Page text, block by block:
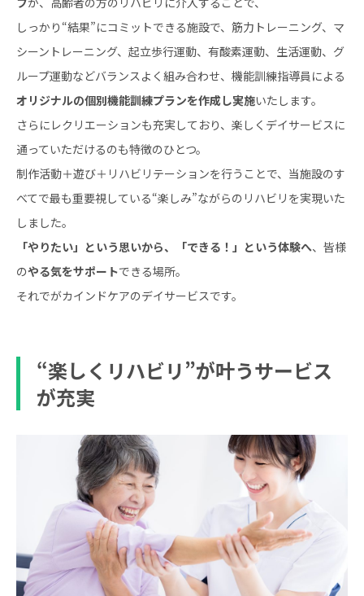
しっかり“結果”にコミットできる施設で、筋力トレーニング、マ
シーントレーニング、起立歩行運動、有酸素運動、生活運動、グ
ループ運動などバランスよく組み合わせ、機能訓練指導員による
オリジナルの個別機能訓練プランを作成し実施いたします。
さらにレクリエーションも充実しており、楽しくデイサービスに
通っていただけるのも特徴のひとつ。
制作活動＋遊び＋リハビリテーションを行うことで、当施設のす
べてで最も重要視している“楽しみ”ながらのリハビリを実現いた
しました。
「やりたい」という思いから、「できる！」という体験へ、皆様
のやる気をサポートできる場所。
それでがカインドケアのデイサービスです。
“楽しくリハビリ”が叶うサービス
が充実